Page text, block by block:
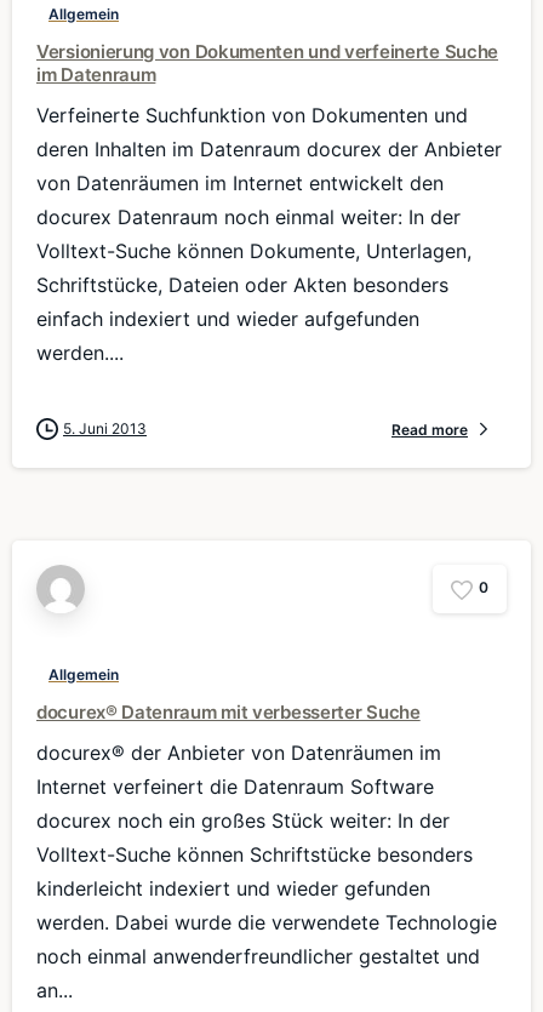
Allgemein
Versionierung von Dokumenten und verfeinerte Suche
im Datenraum
Verfeinerte Suchfunktion von Dokumenten und
deren Inhalten im Datenraum docurex der Anbieter
von Datenräumen im Internet entwickelt den
docurex Datenraum noch einmal weiter: In der
Volltext-Suche können Dokumente, Unterlagen,
Schriftstücke, Dateien oder Akten besonders
einfach indexiert und wieder aufgefunden
werden....
5. Juni 2013 Read more
0
Allgemein
docurex® Datenraum mit verbesserter Suche
docurex® der Anbieter von Datenräumen im
Internet verfeinert die Datenraum Software
docurex noch ein großes Stück weiter: In der
Volltext-Suche können Schriftstücke besonders
kinderleicht indexiert und wieder gefunden
werden. Dabei wurde die verwendete Technologie
noch einmal anwenderfreundlicher gestaltet und
an...